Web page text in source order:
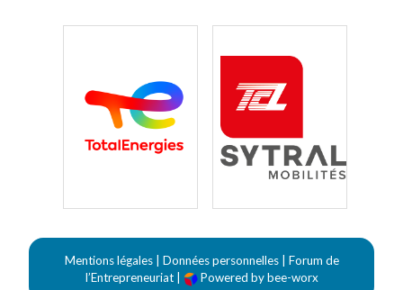
Mentions légales| Données personnelles| Forum de
l’Entrepreneuriat| Powered by bee-worx